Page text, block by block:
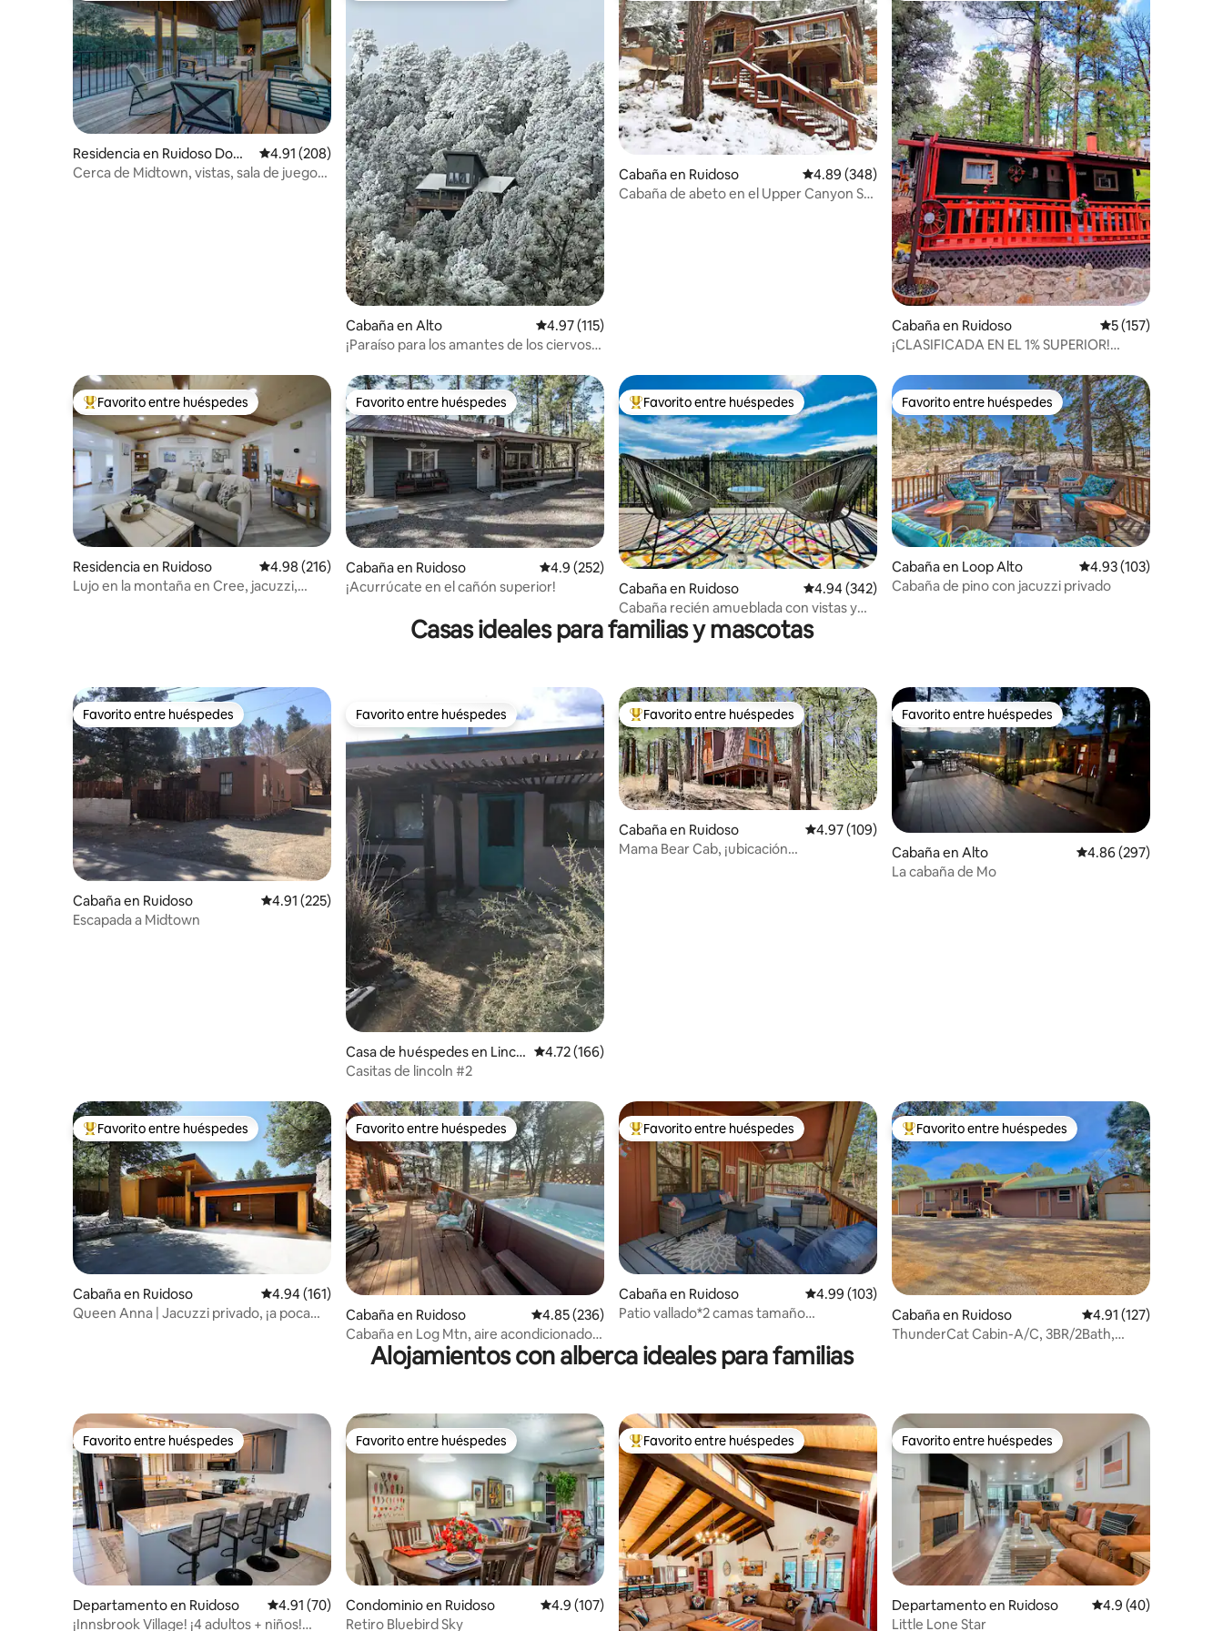
Residencia en Ruidoso Down
s
Calificación promedio: 4.91 de 5; 208 evaluaciones
4.91 (208)
Cerca de Midtown, vistas, sala de juegos,
Cabaña en Alto Calificación promedio: 4.97 de 5; 115 evaluaciones
4.97 (115)
¡Paraíso para los amantes de los ciervos
Cabaña en Ruidoso Calificación promedio: 4.89 de 5; 348 evaluaciones
4.89 (348)
Cabaña de abeto en el Upper Canyon Se
Cabaña en Ruidoso Calificación
5 (157)
¡CLASIFICADA EN EL 1% SUPERIOR!
acondicionado* *Jacuzzi*
De los mejores en Favorito entre huéspedes
Favorito entre huéspedes
Residencia en Ruidoso Calificación promedio: 4.98 de 5; 216 evaluaciones
4.98 (216)
Lujo en la montaña en Cree, jacuzzi,
Favorito entre huéspedes
Favorito entre huéspedes
Cabaña en Ruidoso Calificación promedio: 4.9 de 5; 252 evaluaciones
4.9 (252)
¡Acurrúcate en el cañón superior!
De los mejores en Favorito entre huéspedes
Favorito entre huéspedes
Cabaña en Ruidoso Calificación promedio: 4.94 de 5; 342 evaluaciones
4.94 (342)
Cabaña recién amueblada con vistas y
jacuzzi en Midtown
Favorito entre huéspedes
Favorito entre huéspedes
Cabaña en Loop Alto Calificación promedio:
4.93 (103)
Cabaña de pino con jacuzzi privado
Casas ideales para familias y mascotas
Favorito entre huéspedes
Favorito entre huéspedes
Cabaña en Ruidoso Calificación promedio: 4.91 de 5; 225 evaluaciones
4.91 (225)
Escapada a Midtown
Favorito entre huéspedes
Favorito entre huéspedes
Casa de huéspedes en Lincol
n
Calificación promedio: 4.72 de 5; 166 evaluaciones
4.72 (166)
Casitas de lincoln #2
De los mejores en Favorito entre huéspedes
Favorito entre huéspedes
Cabaña en Ruidoso Calificación promedio: 4.97 de 5; 109 evaluaciones
4.97 (109)
Mama Bear Cab, ¡ubicación
Favorito entre huéspedes
Favorito entre huéspedes
Cabaña en Alto Calificación promedio:
4.86 (297)
La cabaña de Mo
De los mejores en Favorito entre huéspedes
Favorito entre huéspedes
Cabaña en Ruidoso Calificación promedio: 4.94 de 5; 161 evaluaciones
4.94 (161)
Queen Anna | Jacuzzi privado, ¡a poca
Favorito entre huéspedes
Favorito entre huéspedes
Cabaña en Ruidoso Calificación promedio: 4.85 de 5; 236 evaluaciones
4.85 (236)
Cabaña en Log Mtn, aire acondicionado,
chimenea, jacuzzi, patio cercado
De los mejores en Favorito entre huéspedes
Favorito entre huéspedes
Cabaña en Ruidoso Calificación promedio: 4.99 de 5; 103 evaluaciones
4.99 (103)
Patio vallado*2 camas tamaño
De los mejores en Favorito entre huéspedes
Favorito entre huéspedes
Cabaña en Ruidoso Calificación promedio:
4.91 (127)
ThunderCat Cabin-A/C, 3BR/2Bath,
Alojamientos con alberca ideales para familias
Favorito entre huéspedes
Favorito entre huéspedes
Departamento en Ruidoso Calificación promedio: 4.91 de 5; 70 evaluaciones
4.91 (70)
¡Innsbrook Village! ¡4 adultos + niños!
Favorito entre huéspedes
Favorito entre huéspedes
Condominio en Ruidoso Calificación promedio: 4.9 de 5; 107 evaluaciones
4.9 (107)
Retiro Bluebird Sky
De los mejores en Favorito entre huéspedes
Favorito entre huéspedes Favorito entre huéspedes
Favorito entre huéspedes
Departamento en Ruidoso Calificación
4.9 (40)
Little Lone Star